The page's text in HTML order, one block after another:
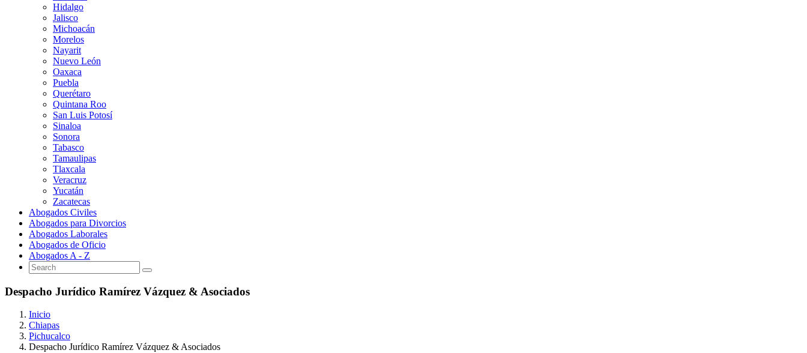
Hidalgo
Jalisco
Michoacán
Morelos
Nayarit
Nuevo León
Oaxaca
Puebla
Querétaro
Quintana Roo
San Luis Potosí
Sinaloa
Sonora
Tabasco
Tamaulipas
Tlaxcala
Veracruz
Yucatán
Zacatecas
Abogados Civiles
Abogados para Divorcios
Abogados Laborales
Abogados de Oficio
Abogados A - Z
Despacho Jurídico Ramírez Vázquez & Asociados
Inicio
Chiapas
Pichucalco
Despacho Jurídico Ramírez Vázquez & Asociados